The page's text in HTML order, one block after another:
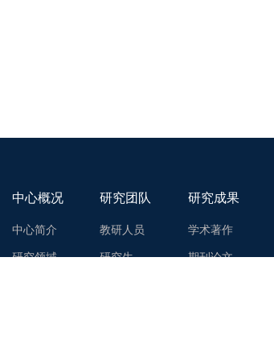
中心概况
中心简介
研究领域
研究团队
教研人员
研究生
研究成果
学术著作
期刊论文